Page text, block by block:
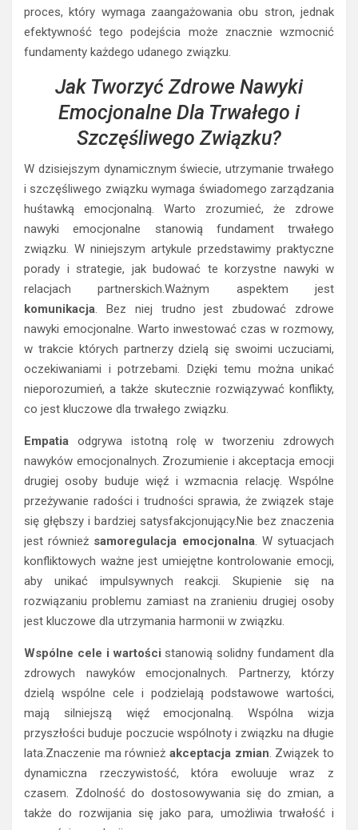
proces, który wymaga zaangażowania obu stron, jednak
efektywność tego podejścia może znacznie wzmocnić
fundamenty każdego udanego związku.
Jak Tworzyć Zdrowe Nawyki
Emocjonalne Dla Trwałego i
Szczęśliwego Związku?
W dzisiejszym dynamicznym świecie, utrzymanie trwałego
i szczęśliwego związku wymaga świadomego zarządzania
huśtawką emocjonalną. Warto zrozumieć, że zdrowe
nawyki emocjonalne stanowią fundament trwałego
związku. W niniejszym artykule przedstawimy praktyczne
porady i strategie, jak budować te korzystne nawyki w
relacjach partnerskich.Ważnym aspektem jest
komunikacja . Bez niej trudno jest zbudować zdrowe
nawyki emocjonalne. Warto inwestować czas w rozmowy,
w trakcie których partnerzy dzielą się swoimi uczuciami,
oczekiwaniami i potrzebami. Dzięki temu można unikać
nieporozumień, a także skutecznie rozwiązywać konflikty,
co jest kluczowe dla trwałego związku.
Empatia odgrywa istotną rolę w tworzeniu zdrowych
nawyków emocjonalnych. Zrozumienie i akceptacja emocji
drugiej osoby buduje więź i wzmacnia relację. Wspólne
przeżywanie radości i trudności sprawia, że związek staje
się głębszy i bardziej satysfakcjonujący.Nie bez znaczenia
jest również samoregulacja emocjonalna . W sytuacjach
konfliktowych ważne jest umiejętne kontrolowanie emocji,
aby unikać impulsywnych reakcji. Skupienie się na
rozwiązaniu problemu zamiast na zranieniu drugiej osoby
jest kluczowe dla utrzymania harmonii w związku.
Wspólne cele i wartości stanowią solidny fundament dla
zdrowych nawyków emocjonalnych. Partnerzy, którzy
dzielą wspólne cele i podzielają podstawowe wartości,
mają silniejszą więź emocjonalną. Wspólna wizja
przyszłości buduje poczucie wspólnoty i związku na długie
lata.Znaczenie ma również akceptacja zmian . Związek to
dynamiczna rzeczywistość, która ewoluuje wraz z
czasem. Zdolność do dostosowywania się do zmian, a
także do rozwijania się jako para, umożliwia trwałość i